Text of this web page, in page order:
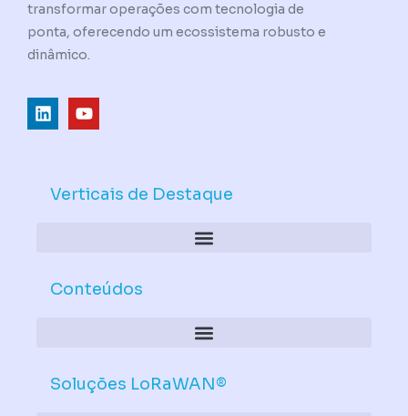
transformar operações com tecnologia de
ponta, oferecendo um ecossistema robusto e
dinâmico.
L
i
d
Y
o
b
Verticais de Destaque
Conteúdos
Soluções LoRaWAN®